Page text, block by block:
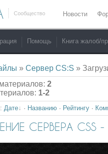
Сообщество Новости
Помощь Книга жалоб/
» Сервер CS:S »
: 2
: 1-2
: Дате · Названию · Рейтингу ·
СЕРВЕРА CSS -